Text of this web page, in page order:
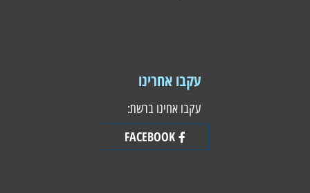
עקבו אחרינו
עקבו אחינו ברשת:
FACEBOOK